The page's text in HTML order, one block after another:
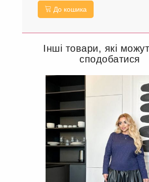
До кошика
Інші товари, які
сподобатися